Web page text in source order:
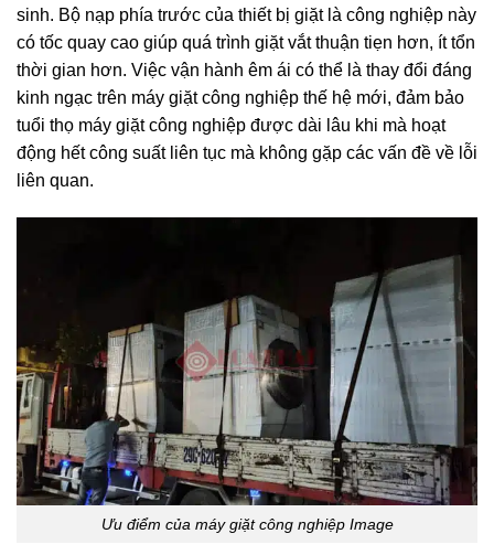
sinh. Bộ nạp phía trước của thiết bị giặt là công nghiệp này
có tốc quay cao giúp quá trình giặt vắt thuận tiẹn hơn, ít tổn
thời gian hơn. Việc vận hành êm ái có thể là thay đổi đáng
kinh ngạc trên máy giặt công nghiệp thế hệ mới, đảm bảo
tuổi thọ máy giặt công nghiệp được dài lâu khi mà hoạt
động hết công suất liên tục mà không gặp các vấn đề về lỗi
liên quan.
Ưu điểm của máy giặt công nghiệp Image